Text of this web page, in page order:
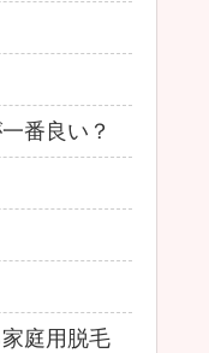
番良い？
庭用脱毛